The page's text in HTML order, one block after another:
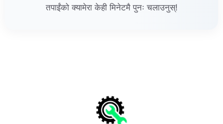
तपाईंको क्यामेरा केही मिनेटमै पुनः चलाउनुस्!